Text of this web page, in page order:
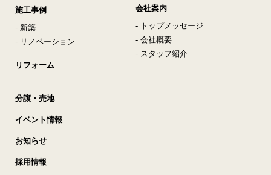
施工事例
- 新築
- リノベーション
リフォーム
分譲・売地
イベント情報
お知らせ
採用情報
会社案内
- トップメッセージ
- 会社概要
- スタッフ紹介